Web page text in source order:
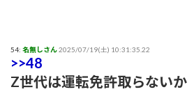
54: 名無しさん2025/07/19(土) 10:31:35.22
>>48
Z世代は運転免許取らない